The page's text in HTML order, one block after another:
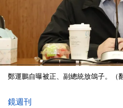
鄭運鵬自曝被正、副總統放鴿子。（
鏡週刊